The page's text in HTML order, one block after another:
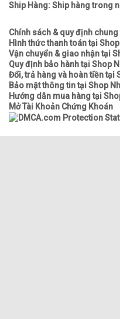
Ship Hàng: Ship hàng trong
Chính sách & quy định
Hình thức thanh toán tại
Vận chuyển & giao nhận tại
Quy định bảo hành tại Shop
Đổi, trả hàng và hoàn tiền tại
Bảo mật thông tin tại Shop
Hướng dẫn mua hàng tại
Mở Tài Khoản Chứng Khoán